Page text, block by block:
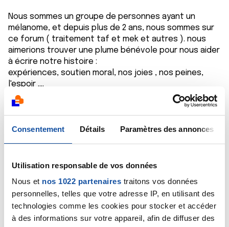
Consentement Détails Paramètres des annonces
Utilisation responsable de vos données
Nous et nos 1022 partenaires traitons vos données
personnelles, telles que votre adresse IP, en utilisant des
technologies comme les cookies pour stocker et accéder
à des informations sur votre appareil, afin de diffuser des
Nous sommes un groupe de personnes ayant un
mélanome, et depuis plus de 2 ans, nous sommes sur
ce forum ( traitement taf et mek et autres ). nous
aimerions trouver une plume bénévole pour nous aider
à écrire notre histoire :
expériences, soutien moral, nos joies , nos peines,
l'espoir ....
Notre but est d'aider à travers nos histoire d'autres
malades.
Qui peut nous aider ? Merci
Moufette